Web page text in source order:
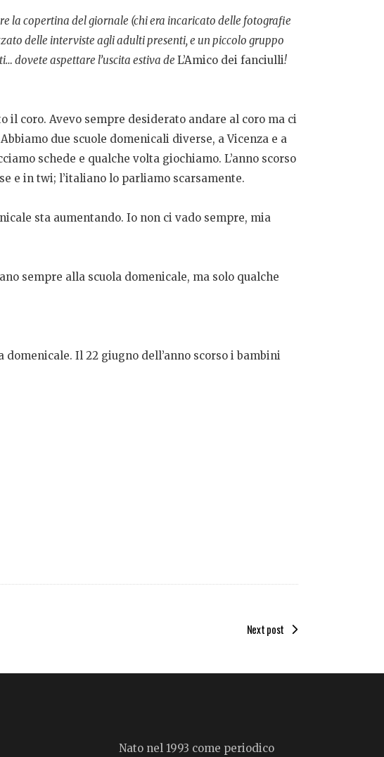
la copertina del giornale (chi era incaricato delle fotografie
delle interviste agli adulti presenti, e un piccolo gruppo
dovete aspettare l’uscita estiva de L’Amico dei fanciulli!
il coro. Avevo sempre desiderato andare al coro ma ci
due scuole domenicali diverse, a Vicenza e a
schede e qualche volta giochiamo. L’anno scorso
e in twi; l’italiano lo parliamo scarsamente.
sta aumentando. Io non ci vado sempre, mia
sempre alla scuola domenicale, ma solo qualche
Il 22 giugno dell’anno scorso i bambini
Next post
Nato nel 1993 come periodico